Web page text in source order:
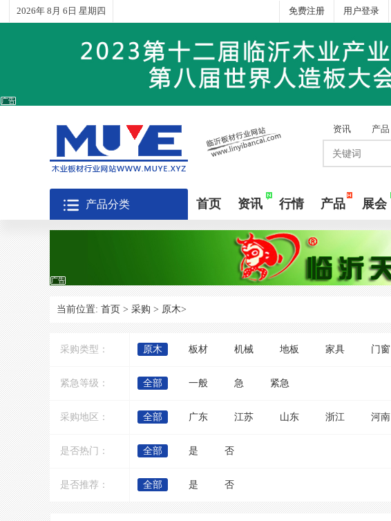
2026年 8月 6日 星期四 免费注册 用户登录
广告
资讯 产品
产品分类 首页 资讯 行情 产品 展会
广告
当前位置: 首页 > 采购 > 原木>
采购类型： 原木 板材 机械 地板 家具 门窗
紧急等级： 全部 一般 急 紧急
采购地区： 全部 广东 江苏 山东 浙江 河南
是否热门： 全部 是 否
是否推荐： 全部 是 否